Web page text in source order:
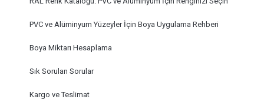
PVC ve Alüminyum Yüzeyler İçin Boya Uygulama Rehberi
Boya Miktarı Hesaplama
Sık Sorulan Sorular
Kargo ve Teslimat